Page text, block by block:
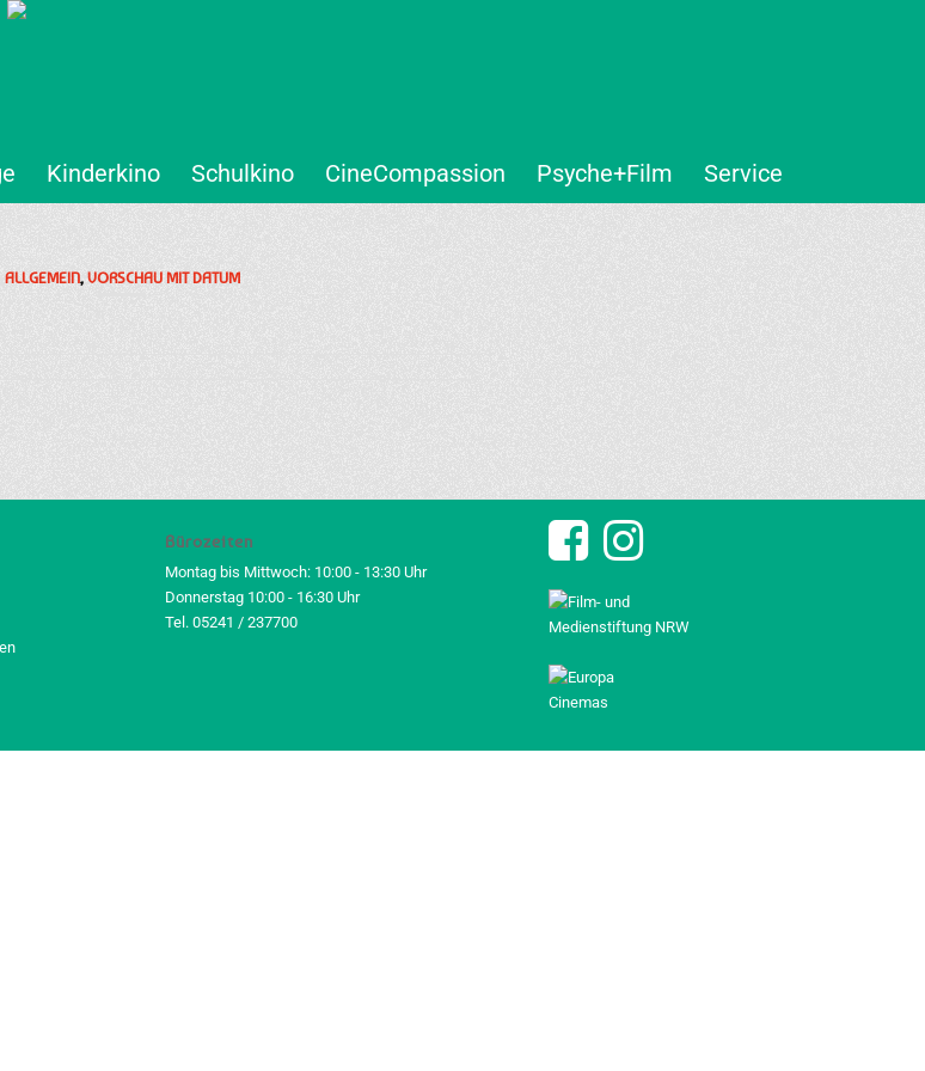
Kinderkino Schulkino CineCompassion Psyche+Film Service
ALLGEMEIN,VORSCHAU MIT DATUM
Bürozeiten
Montag bis Mittwoch: 10:00 - 13:30 Uhr
Donnerstag 10:00 - 16:30 Uhr
Tel. 05241 / 237700